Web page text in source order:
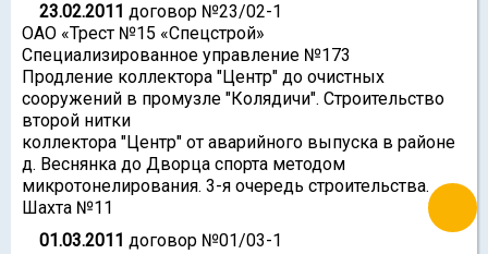
23.02.2011 договор №23/02-1
ОАО «Трест №15 «Спецстрой»
Специализированное управление №173
Продление коллектора "Центр" до очистных
сооружений в промузле "Колядичи". Строительство
второй нитки
коллектора "Центр" от аварийного выпуска в районе
д. Веснянка до Дворца спорта методом
микротонелирования. 3-я очередь строительства.
Шахта №11
01.03.2011 договор №01/03-1